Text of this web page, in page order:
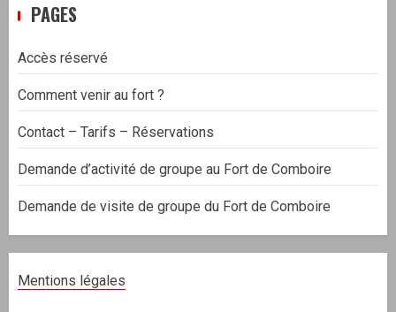
PAGES
Accès réservé
Comment venir au fort ?
Contact – Tarifs – Réservations
Demande d’activité de groupe au Fort de Comboire
Demande de visite de groupe du Fort de Comboire
Mentions légales